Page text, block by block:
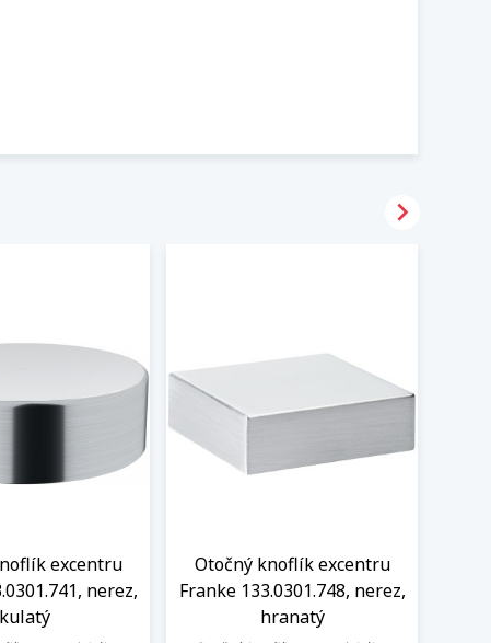
excentru
nerez,
kulatý
Otočný knoflík excentru
Franke 133.0301.748, nerez,
hranatý
